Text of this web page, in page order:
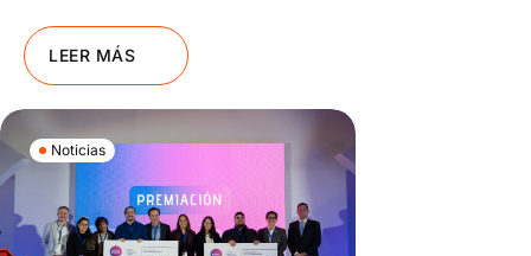
LEER MÁS
Noticias